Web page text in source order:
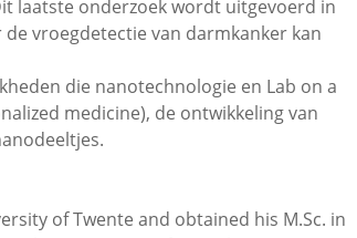
laatste onderzoek wordt uitgevoerd in
vroegdetectie van darmkanker kan
die nanotechnologie en Lab on a
medicine), de ontwikkeling van
of Twente and obtained his M.Sc. in